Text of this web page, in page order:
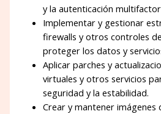
y la autenticación
Implementar y gestionar
firewalls y otros controles
proteger los datos y
Aplicar parches y
virtuales y otros servicios
seguridad y la estabilidad.
Crear y mantener imágenes